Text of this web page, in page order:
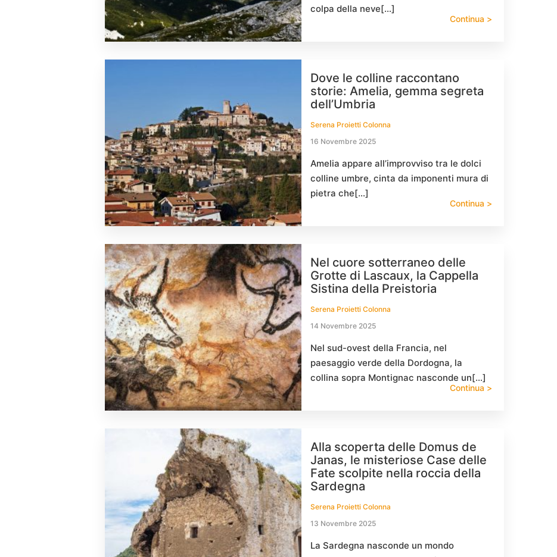
colpa della neve[…]
Continua >
Dove le colline raccontano
storie: Amelia, gemma segreta
dell’Umbria
Serena Proietti Colonna
16 Novembre 2025
Amelia appare all’improvviso tra le dolci
colline umbre, cinta da imponenti mura di
pietra che[…]
Continua >
Nel cuore sotterraneo delle
Grotte di Lascaux, la Cappella
Sistina della Preistoria
Serena Proietti Colonna
14 Novembre 2025
Nel sud-ovest della Francia, nel
paesaggio verde della Dordogna, la
collina sopra Montignac nasconde un[…]
Continua >
Alla scoperta delle Domus de
Janas, le misteriose Case delle
Fate scolpite nella roccia della
Sardegna
Serena Proietti Colonna
13 Novembre 2025
La Sardegna nasconde un mondo